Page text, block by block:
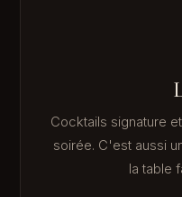
Cocktails signature
soirée. C'est aussi
la table